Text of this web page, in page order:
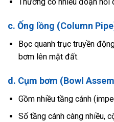
c. Ống lồng (Column
Bọc quanh trục truyền
bơm lên mặt đất.
d. Cụm bơm (Bowl
Gồm nhiều tầng cánh
Số tầng cánh càng nhiều,